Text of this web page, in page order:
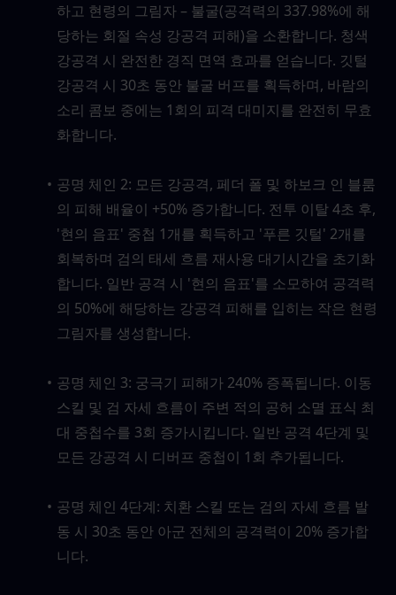
하고 현령의 그림자 – 불굴(공격력의 337.98%에 해
당하는 회절 속성 강공격 피해)을 소환합니다. 청색
강공격 시 완전한 경직 면역 효과를 얻습니다. 깃털
강공격 시 30초 동안 불굴 버프를 획득하며, 바람의
소리 콤보 중에는 1회의 피격 대미지를 완전히 무효
화합니다.
공명 체인 2: 모든 강공격, 페더 폴 및 하보크 인 블룸
의 피해 배율이 +50% 증가합니다. 전투 이탈 4초 후,
'현의 음표' 중첩 1개를 획득하고 '푸른 깃털' 2개를
회복하며 검의 태세 흐름 재사용 대기시간을 초기화
합니다. 일반 공격 시 '현의 음표'를 소모하여 공격력
의 50%에 해당하는 강공격 피해를 입히는 작은 현령
그림자를 생성합니다.
공명 체인 3: 궁극기 피해가 240% 증폭됩니다. 이동
스킬 및 검 자세 흐름이 주변 적의 공허 소멸 표식 최
대 중첩수를 3회 증가시킵니다. 일반 공격 4단계 및
모든 강공격 시 디버프 중첩이 1회 추가됩니다.
공명 체인 4단계: 치환 스킬 또는 검의 자세 흐름 발
동 시 30초 동안 아군 전체의 공격력이 20% 증가합
니다.